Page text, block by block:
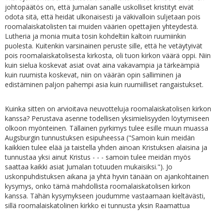
johtopäätös on, että Jumalan sanalle uskolliset kristityt eivät
odota sitä, että heidät ulkonaisesti ja väkivalloin suljetaan pois
roomalaiskatolisten tai muiden väärien opettajien yhteydestä.
Lutheria ja monia muita tosin kohdeltiin kaltoin ruumiinkin
puolesta. Kuitenkin varsinainen peruste sille, että he vetäytyivät
pois roomalaiskatolisesta kirkosta, oli tuon kirkon väärä oppi. Niin
kuin sielua koskevat asiat ovat aina vakavampia ja tärkeämpiä
kuin ruumista koskevat, niin on väärän opin salliminen ja
edistäminen paljon pahempi asia kuin ruumiilliset rangaistukset.
Kuinka sitten on arvioitava neuvotteluja roomalaiskatolisen kirkon
kanssa? Perustava asenne todellisen yksimielisyyden löytymiseen
olkoon myönteinen. Tällainen pyrkimys tulee esille muun muassa
Augsburgin tunnustuksen esipuheessa ("Samoin kuin meidän
kaikkien tulee elää ja taistella yhden ainoan Kristuksen alaisina ja
tunnustaa yksi ainut Kristus - - - samoin tulee meidän myös
saattaa kaikki asiat Jumalan totuuden mukaisiksi."). Jo
uskonpuhdistuksen aikana ja yhtä hyvin tänään on ajankohtainen
kysymys, onko tämä mahdollista roomalaiskatolisen kirkon
kanssa. Tähän kysymykseen joudumme vastaamaan kieltävästi,
sillä roomalaiskatolinen kirkko ei tunnusta yksin Raamattua